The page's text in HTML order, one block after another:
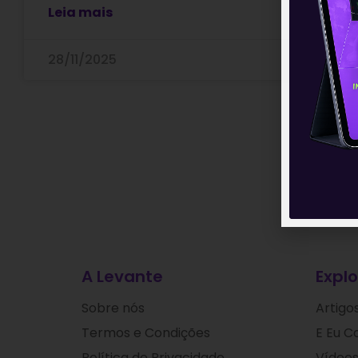
Leia mais
A Levante
Sobre nós
Termos e Condições
E Eu